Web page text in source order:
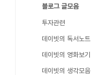
블로그 글모음
투자관련
데이빗의 독서노트
데이빗의 영화보기
데이빗의 생각모음